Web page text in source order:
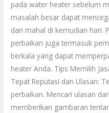
pada water heater sebelum
masalah besar dapat
dan mahal di kemudian hari.
perbaikan juga termasuk
berkala yang dapat
heater Anda. Tips Memilih
Tepat Reputasi dan Ulasan:
perbaikan. Mencari ulasan
memberikan gambaran